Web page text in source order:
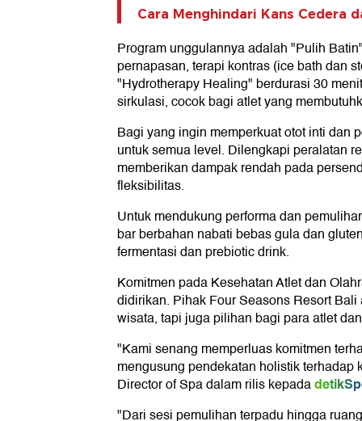
Cara Menghindari Kans Cedera
Program unggulannya adalah "Pulih
pernapasan, terapi kontras (ice bath dan
"Hydrotherapy Healing" berdurasi 30
sirkulasi, cocok bagi atlet yang
Bagi yang ingin memperkuat otot inti dan
untuk semua level. Dilengkapi peralatan
memberikan dampak rendah pada
fleksibilitas.
Untuk mendukung performa dan
bar berbahan nabati bebas gula dan
fermentasi dan prebiotic drink.
Komitmen pada Kesehatan Atlet dan
didirikan. Pihak Four Seasons Resort
wisata, tapi juga pilihan bagi para atlet
"Kami senang memperluas komitmen
mengusung pendekatan holistik
Director of Spa dalam rilis kepada
"Dari sesi pemulihan terpadu hingga